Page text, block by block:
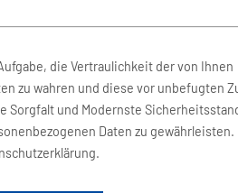
Geschichte der Insel kann
sich ständig steigender
die Vertraulichkeit der von Ihnen
zu wahren und diese vor unbefugten
Sorgfalt und Modernste
Daten zu gewährleisten.